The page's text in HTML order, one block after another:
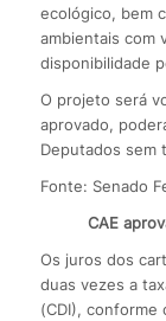
ecológico, bem
ambientais com
disponibilidade
O projeto será
aprovado,
Deputados sem
Fonte: Senado
CAE
Os juros dos
duas vezes a
(CDI), conforme